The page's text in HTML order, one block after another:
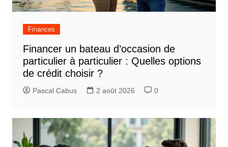
Finances
Financer un bateau d’occasion de
particulier à particulier : Quelles options
de crédit choisir ?
Pascal Cabus 2 août 2026 0